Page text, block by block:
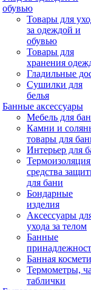
обувью
Товары для
за одеждой и
обувью
Товары для
хранения
Гладильные
Сушилки для
белья
Банные аксессуары
Мебель для
Камни и
товары для
Интерьер для
средства
для бани
Бондарные
изделия
Аксеcсуары
ухода за телом
Банные
Банная
Термометры,
таблички